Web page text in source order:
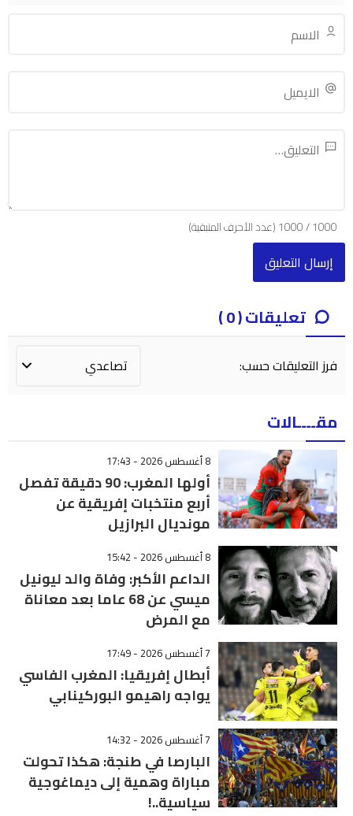
1000
/
1000(عدد الأحرف المتبقية)
تعليقات ( 0 )
فرز التعليقات حسب:
مقــــالات
8 أغسطس 2026 - 17:43
أولها المغرب: 90 دقيقة تفصل
أربع منتخبات إفريقية عن
مونديال البرازيل
8 أغسطس 2026 - 15:42
الداعم الأكبر: وفاة والد ليونيل
ميسي عن 68 عاما بعد معاناة
مع المرض
7 أغسطس 2026 - 17:49
أبطال إفريقيا: المغرب الفاسي
يواجه راهيمو البوركينابي
7 أغسطس 2026 - 14:32
البارصا في طنجة: هكذا تحولت
مباراة وهمية إلى ديماغوجية
سياسية..!